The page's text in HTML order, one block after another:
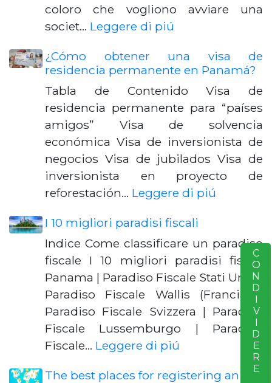
coloro che vogliono avviare una
societ… Leggere di piú
¿Cómo obtener una visa de
residencia permanente en Panamá?
Tabla de Contenido Visa de
residencia permanente para “países
amigos” Visa de solvencia
económica Visa de inversionista de
negocios Visa de jubilados Visa de
inversionista en proyecto de
reforestación… Leggere di piú
I 10 migliori paradisi fiscali
Indice Come classificare un paradiso
fiscale I 10 migliori paradisi fiscali
Panama | Paradiso Fiscale Stati Uniti |
Paradiso Fiscale Wallis (Francia) |
Paradiso Fiscale Svizzera | Paradiso
Fiscale Lussemburgo | Paradiso
Fiscale… Leggere di piú
The best places for registering an ICO
CONDIVIDERE